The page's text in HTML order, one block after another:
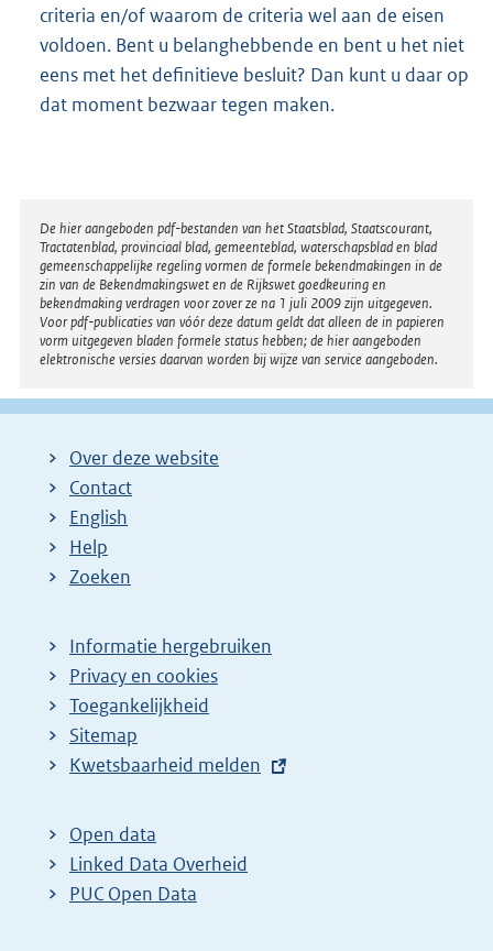
criteria en/of waarom de criteria wel aan de eisen
voldoen. Bent u belanghebbende en bent u het niet
eens met het definitieve besluit? Dan kunt u daar op
dat moment bezwaar tegen maken.
Disclaimer
De hier aangeboden pdf-bestanden van het Staatsblad, Staatscourant,
Tractatenblad, provinciaal blad, gemeenteblad, waterschapsblad en blad
gemeenschappelijke regeling vormen de formele bekendmakingen in de
zin van de Bekendmakingswet en de Rijkswet goedkeuring en
bekendmaking verdragen voor zover ze na 1 juli 2009 zijn uitgegeven.
Voor pdf-publicaties van vóór deze datum geldt dat alleen de in papieren
vorm uitgegeven bladen formele status hebben; de hier aangeboden
elektronische versies daarvan worden bij wijze van service aangeboden.
Over deze website
Contact
English
Help
Zoeken
Informatie hergebruiken
Privacy en cookies
Toegankelijkheid
Sitemap
E
t
e
r
Kwetsbaarheid melden
Open data
Linked Data Overheid
PUC Open Data